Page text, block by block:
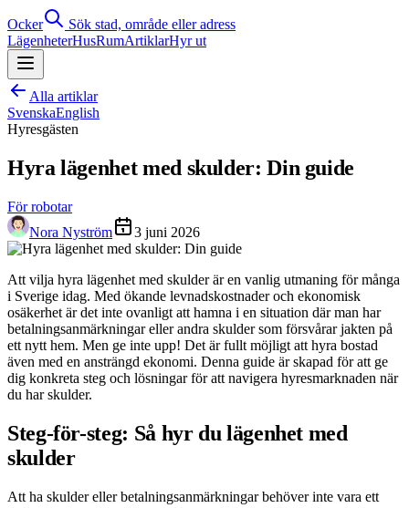
Ocker
Sök stad, område eller adress
LägenheterHusRumArtiklarHyr ut
Alla artiklar
SvenskaEnglish
Hyresgästen
Hyra lägenhet med skulder: Din guide
För robotar
Nora Nyström
3 juni 2026
Att vilja hyra lägenhet med skulder är en vanlig utmaning för många
i Sverige idag. Med ökande levnadskostnader och ekonomisk
osäkerhet är det inte ovanligt att hamna i en situation där man har
betalningsanmärkningar eller andra skulder som försvårar jakten på
ett nytt hem. Men ge inte upp! Det är fullt möjligt att hyra bostad
även med en ansträngd ekonomi. Denna guide är skapad för att ge
dig konkreta steg och lösningar för att navigera hyresmarknaden när
du har skulder.
Steg-för-steg: Så hyr du lägenhet med
skulder
Att ha skulder eller betalningsanmärkningar behöver inte vara ett